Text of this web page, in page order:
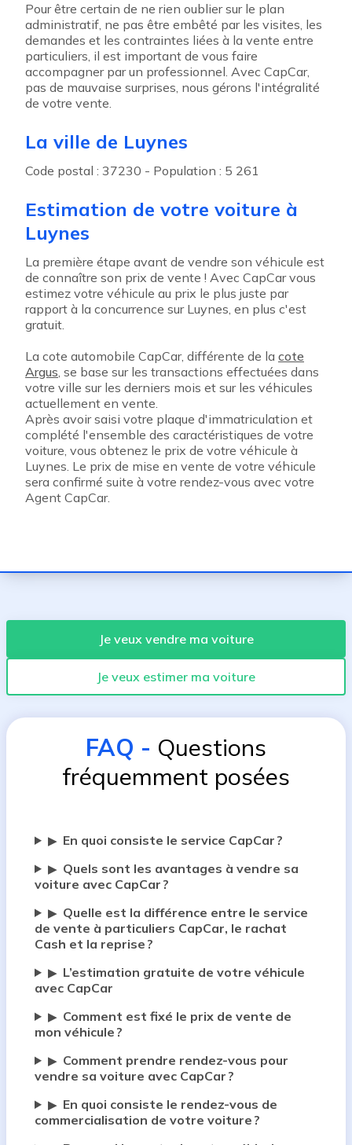
Pour être certain de ne rien oublier sur le plan
administratif, ne pas être embêté par les visites, les
demandes et les contraintes liées à la vente entre
particuliers, il est important de vous faire
accompagner par un professionnel. Avec CapCar,
pas de mauvaise surprises, nous gérons l'intégralité
de votre vente.
La ville de Luynes
Code postal : 37230 - Population : 5 261
Estimation de votre voiture à
Luynes
La première étape avant de vendre son véhicule est
de connaître son prix de vente ! Avec CapCar vous
estimez votre véhicule au prix le plus juste par
rapport à la concurrence sur Luynes, en plus c'est
gratuit.
La cote automobile CapCar, différente de la cote
Argus, se base sur les transactions effectuées dans
votre ville sur les derniers mois et sur les véhicules
actuellement en vente.
Après avoir saisi votre plaque d'immatriculation et
complété l'ensemble des caractéristiques de votre
voiture, vous obtenez le prix de votre véhicule à
Luynes. Le prix de mise en vente de votre véhicule
sera confirmé suite à votre rendez-vous avec votre
Agent CapCar.
Je veux vendre ma voiture
Je veux estimer ma voiture
FAQ - Questions
fréquemment posées
▶ En quoi consiste le service CapCar ?
▶ Quels sont les avantages à vendre sa
voiture avec CapCar ?
▶ Quelle est la différence entre le service
de vente à particuliers CapCar, le rachat
Cash et la reprise ?
▶ L’estimation gratuite de votre véhicule
avec CapCar
▶ Comment est fixé le prix de vente de
mon véhicule ?
▶ Comment prendre rendez-vous pour
vendre sa voiture avec CapCar ?
▶ En quoi consiste le rendez-vous de
commercialisation de votre voiture ?